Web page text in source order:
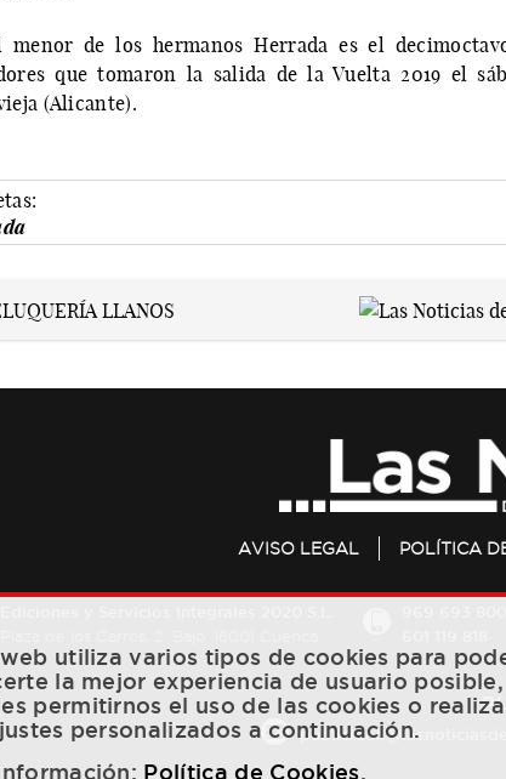
menor de los hermanos Herrada es el
que tomaron la salida de la Vuelta 2019 el
(Alicante).
AVISO LEGAL POLÍTICA
utiliza varios tipos de cookies para
la mejor experiencia de usuario posible,
permitirnos el uso de las cookies o
personalizados a continuación.
Política de Cookies.